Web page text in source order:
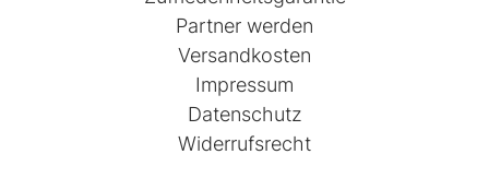
Partner werden
Versandkosten
Impressum
Datenschutz
Widerrufsrecht